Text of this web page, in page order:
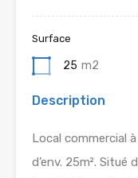
Surface
25 m2
Description
Local commercial
d’env. 25m².